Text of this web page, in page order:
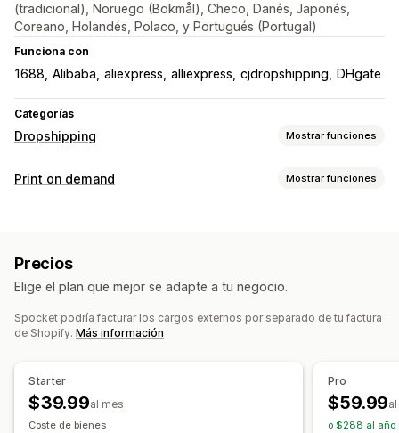
(tradicional), Noruego (Bokmål), Checo, Danés, Japonés,
Coreano, Holandés, Polaco, y Portugués (Portugal)
Funciona con
1688 Alibaba aliexpress alliexpress cjdropshipping DHgate
Categorías
Dropshipping Mostrar funciones
Productos que puedes adquirir
Productos para bebés
Productos para mascotas Muebles
Negocio y oficina
Hardware
Automóvil Productos maduros
China Corea del Sur
Emiratos Árabes Unidos
España
Estados Unidos
Italia
Print on demand Mostrar funciones
Herramientas de diseño
Embalajes
Personalización Plantillas personalizadas
Productos
Decoración del hogar
Productos para mascotas
Orgánico
Precios
Elige el plan que mejor se adapte a tu negocio.
Spocket podría facturar los cargos externos por separado de tu factura
de Shopify. Más información
Starter
$39.99al mes
Coste de bienes
Pro
$59.99
o $288 al año